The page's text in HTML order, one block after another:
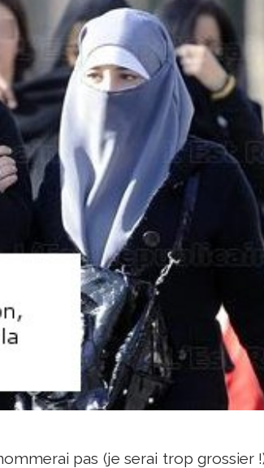
pas (je serai trop grossier